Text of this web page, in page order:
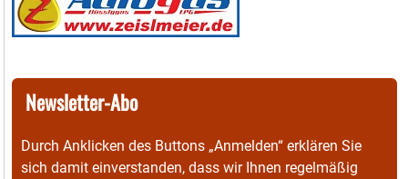
Newsletter-Abo
Durch Anklicken des Buttons „Anmelden“ erklären Sie
sich damit einverstanden, dass wir Ihnen regelmäßig